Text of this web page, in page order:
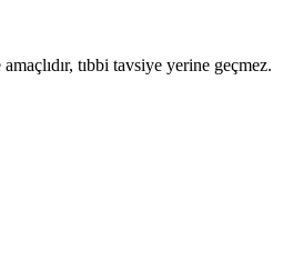
tıbbi tavsiye yerine geçmez.